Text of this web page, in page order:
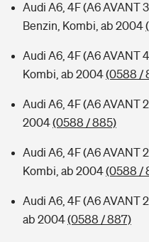
Audi A6, 4F (A6 AVANT
Benzin, Kombi, ab 2004
Audi A6, 4F (A6 AVANT
Kombi, ab 2004(0588 /
Audi A6, 4F (A6 AVANT
2004(0588 / 885)
Audi A6, 4F (A6 AVANT
Kombi, ab 2004(0588 /
Audi A6, 4F (A6 AVANT
ab 2004(0588 / 887)